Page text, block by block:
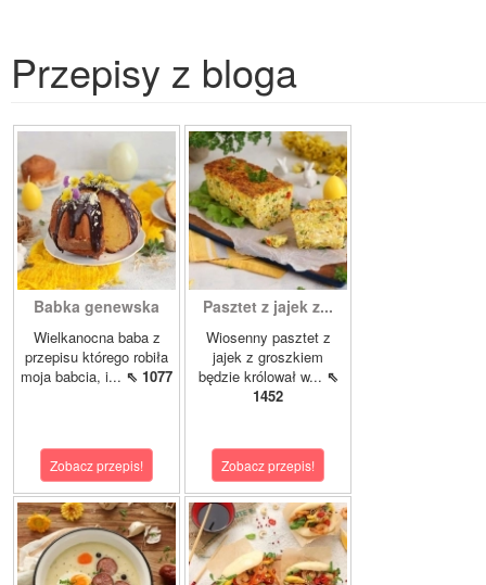
Przepisy z bloga
Babka genewska
Wielkanocna baba z
przepisu którego robiła
moja babcia, i... ⇖ 1077
Zobacz przepis!
Pasztet z jajek z...
Wiosenny pasztet z
jajek z groszkiem
będzie królował w... ⇖
1452
Zobacz przepis!